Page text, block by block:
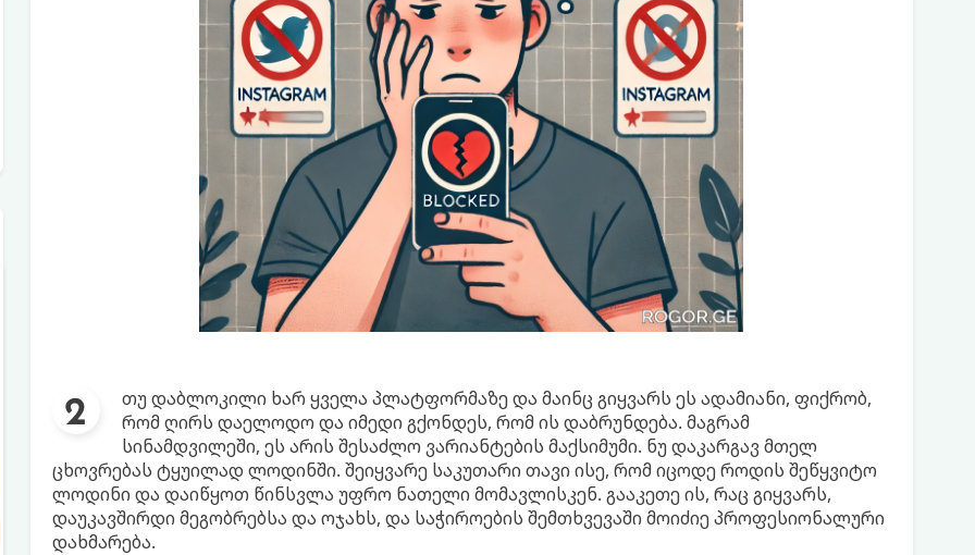
თუ დაბლოკილი ხარ ყველა პლატფორმაზე და მაინც გიყვარს ეს ადამიანი, ფიქრობ,
რომ ღირს დაელოდო და იმედი გქონდეს, რომ ის დაბრუნდება. მაგრამ
სინამდვილეში, ეს არის შესაძლო ვარიანტების მაქსიმუმი. ნუ დაკარგავ მთელ
ცხოვრებას ტყუილად ლოდინში. შეიყვარე საკუთარი თავი ისე, რომ იცოდე როდის შეწყვიტო
ლოდინი და დაიწყოთ წინსვლა უფრო ნათელი მომავლისკენ. გააკეთე ის, რაც გიყვარს,
დაუკავშირდი მეგობრებსა და ოჯახს, და საჭიროების შემთხვევაში მოიძიე პროფესიონალური
დახმარება.